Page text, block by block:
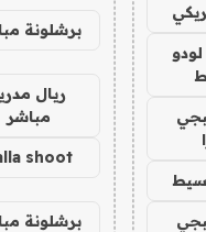
برشلونة
ريال
مباشر
shoot
برشلونة